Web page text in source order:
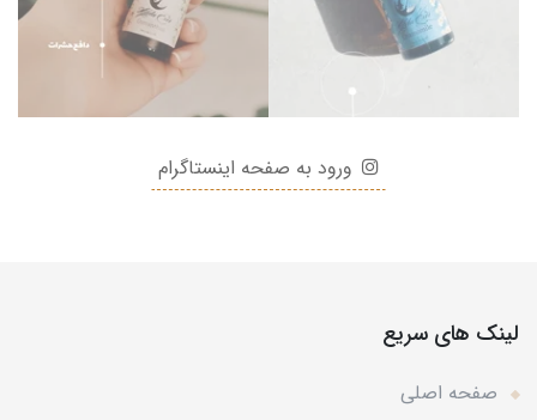
ورود به صفحه اینستاگرام
لینک های سریع
صفحه اصلی